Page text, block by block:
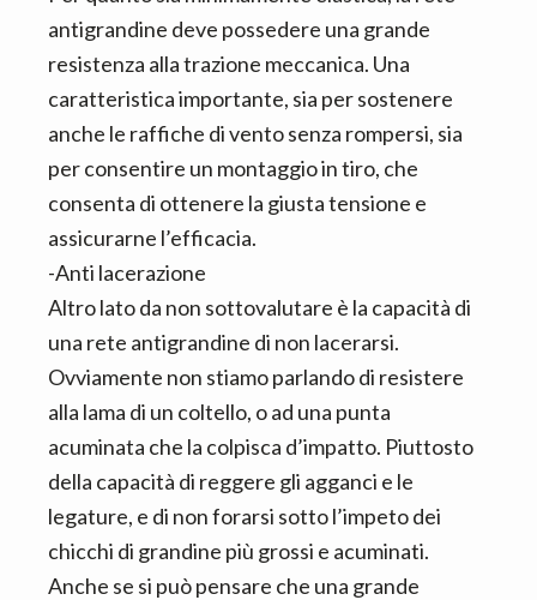
antigrandine deve possedere una grande
resistenza alla trazione meccanica. Una
caratteristica importante, sia per sostenere
anche le raffiche di vento senza rompersi, sia
per consentire un montaggio in tiro, che
consenta di ottenere la giusta tensione e
assicurarne l’efficacia.
-Anti lacerazione
Altro lato da non sottovalutare è la capacità di
una rete antigrandine di non lacerarsi.
Ovviamente non stiamo parlando di resistere
alla lama di un coltello, o ad una punta
acuminata che la colpisca d’impatto. Piuttosto
della capacità di reggere gli agganci e le
legature, e di non forarsi sotto l’impeto dei
chicchi di grandine più grossi e acuminati.
Anche se si può pensare che una grande